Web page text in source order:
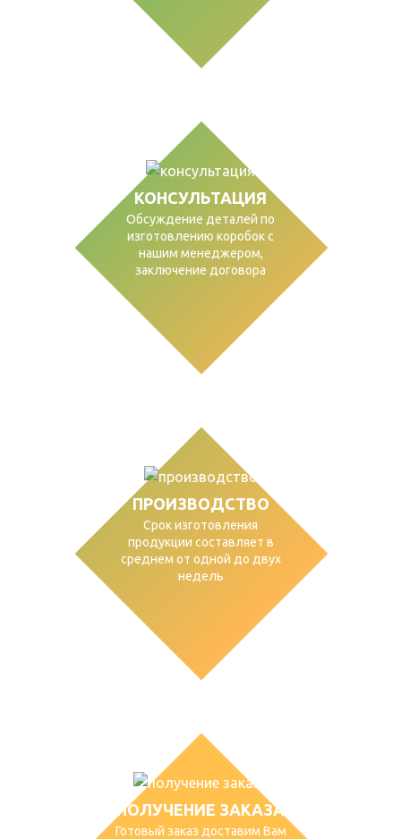
КОНСУЛЬТАЦИЯ
Обсуждение деталей по
изготовлению коробок с
нашим менеджером,
заключение договора
ПРОИЗВОДСТВО
Срок изготовления
продукции составляет в
среднем от одной до двух
недель
ПОЛУЧЕНИЕ ЗАКАЗА
Готовый заказ доставим Вам